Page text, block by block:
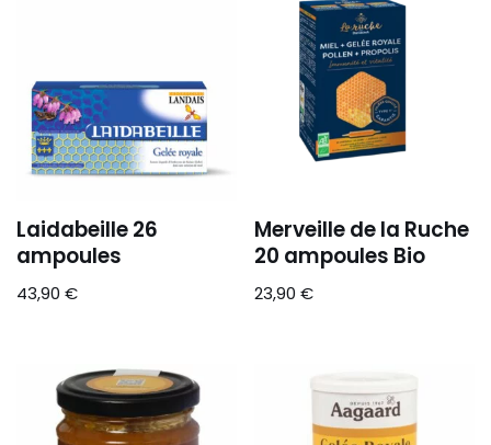
Laidabeille 26
ampoules
43,90 €
Merveille de la Ruche
20 ampoules Bio
23,90€